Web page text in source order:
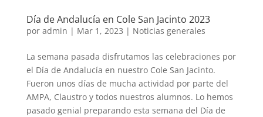
Día de Andalucía en Cole San Jacinto 2023
por admin | Mar 1, 2023 | Noticias generales
La semana pasada disfrutamos las celebraciones por
el Día de Andalucía en nuestro Cole San Jacinto.
Fueron unos días de mucha actividad por parte del
AMPA, Claustro y todos nuestros alumnos. Lo hemos
pasado genial preparando esta semana del Día de